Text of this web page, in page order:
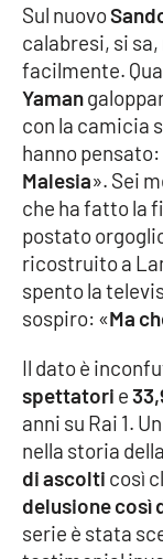
Editoriali
VIDEO
Ambiente
Cronaca
Cultura
Economia e
Politica
Sanità
Società
Sport
Sul nuovo
calabresi, si
facilmente.
Yaman
con la camicia
hanno pensato:
Malesia». Sei
che ha fatto la
postato
ricostruito a
spento la
sospiro: «Ma
Il dato è
spettatori e
anni su Rai 1.
nella storia
di ascolti così
delusione così
serie è stata